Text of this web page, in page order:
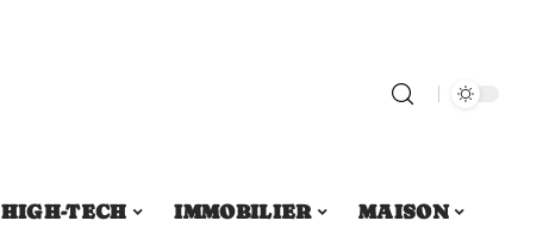
HIGH-TECH IMMOBILIER
MAISON